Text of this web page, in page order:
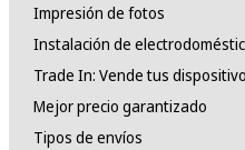
Impresión de fotos
Instalación de
Trade In: Vende tus
Mejor precio garantizado
Tipos de envíos